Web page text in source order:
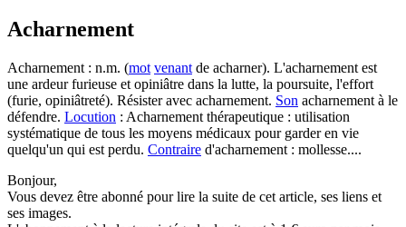
Acharnement
Acharnement : n.m. (mot venant de acharner). L'acharnement est
une ardeur furieuse et opiniâtre dans la lutte, la poursuite, l'effort
(furie, opiniâtreté). Résister avec acharnement. Son acharnement à le
défendre. Locution : Acharnement thérapeutique : utilisation
systématique de tous les moyens médicaux pour garder en vie
quelqu'un qui est perdu. Contraire d'acharnement : mollesse....
Bonjour,
Vous devez être abonné pour lire la suite de cet article, ses liens et
ses images.